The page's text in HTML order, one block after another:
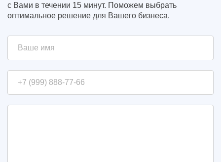
с Вами в течении 15 минут. Поможем выбрать
оптимальное решение для Вашего бизнеса.